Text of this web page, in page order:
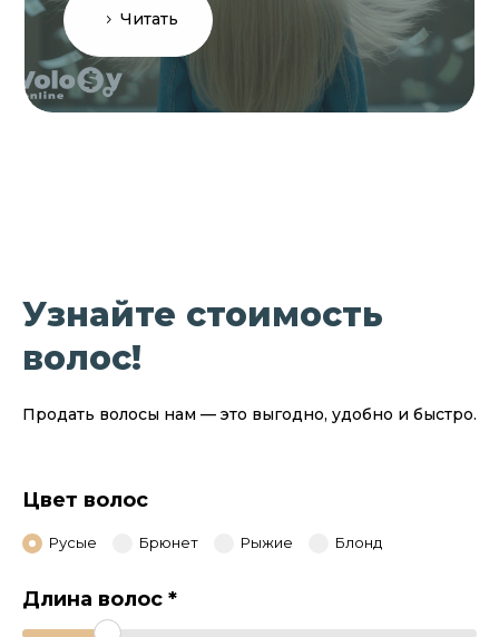
Читать
Узнайте стоимость
волос!
Продать волосы нам — это выгодно, удобно и быстро.
Цвет волос
Русые Брюнет Рыжие Блонд
Длина волос *